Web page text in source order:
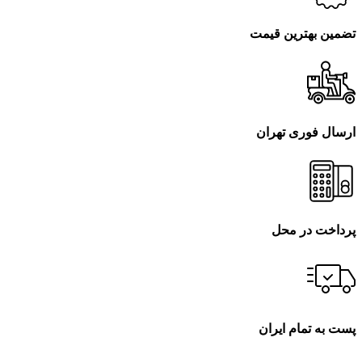
تضمین بهترین قیمت
ارسال فوری تهران
پرداخت در محل
پست به تمام ایران